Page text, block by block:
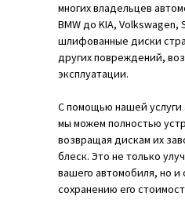
многих владельцев
BMW до KIA, Volkswagen,
шлифованные диски
других повреждений,
эксплуатации.
С помощью нашей
мы можем полностью
возвращая дискам их
блеск. Это не только
вашего автомобиля, но и
сохранению его